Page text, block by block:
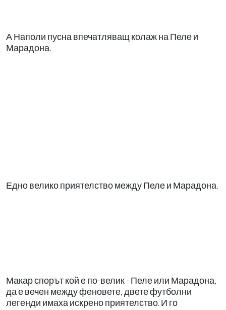
А Наполи пусна впечатляващ колаж на Пеле и
Марадона.
Едно велико приятелство между Пеле и Марадона.
Макар спорът кой е по-велик - Пеле или Марадона,
да е вечен между феновете, двете футболни
легенди имаха искрено приятелство. И го